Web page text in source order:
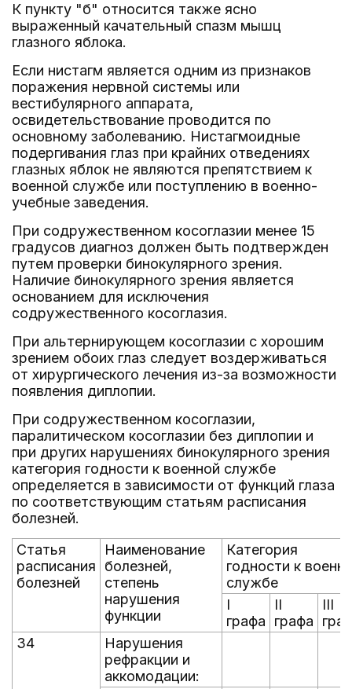
К пункту "б" относится также ясно
выраженный качательный спазм мышц
глазного яблока.
Если нистагм является одним из признаков
поражения нервной системы или
вестибулярного аппарата,
освидетельствование проводится по
основному заболеванию. Нистагмоидные
подергивания глаз при крайних отведениях
глазных яблок не являются препятствием к
военной службе или поступлению в военно-
учебные заведения.
При содружественном косоглазии менее 15
градусов диагноз должен быть подтвержден
путем проверки бинокулярного зрения.
Наличие бинокулярного зрения является
основанием для исключения
содружественного косоглазия.
При альтернирующем косоглазии с хорошим
зрением обоих глаз следует воздерживаться
от хирургического лечения из-за возможности
появления диплопии.
При содружественном косоглазии,
паралитическом косоглазии без диплопии и
при других нарушениях бинокулярного зрения
категория годности к военной службе
определяется в зависимости от функций глаза
по соответствующим статьям расписания
болезней.
Статья
расписания
болезней
Наименование
болезней,
степень
нарушения
функции
Категория
годности к
службе
I
графа
II
графа
III
34
Нарушения
рефракции и
аккомодации: